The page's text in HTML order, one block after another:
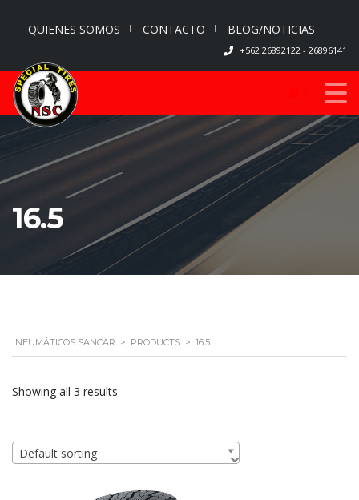
QUIENES SOMOS CONTACTO BLOG/NOTICIAS
+562 26892122 - 26896141
16.5
NEUMÁTICOS SANCAR > PRODUCTS > 16.5
Showing all 3 results
Default sorting